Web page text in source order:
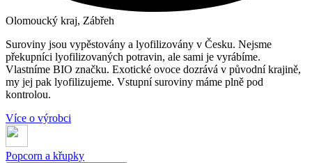
Olomoucký kraj, Zábřeh
Suroviny jsou vypěstovány a lyofilizovány v Česku. Nejsme
překupníci lyofilizovaných potravin, ale sami je vyrábíme.
Vlastníme BIO značku. Exotické ovoce dozrává v původní krajině,
my jej pak lyofilizujeme. Vstupní suroviny máme plně pod
kontrolou.
Více o výrobci
Popcorn a křupky